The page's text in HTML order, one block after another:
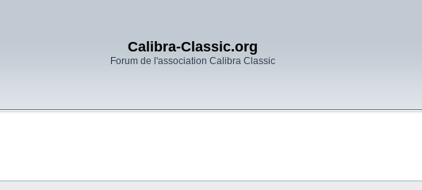
Calibra-Classic.org
Forum de l'association Calibra Classic